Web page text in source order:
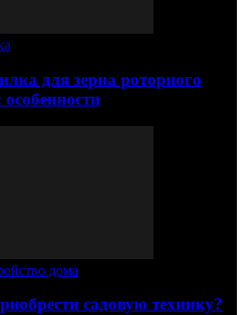
для зерна роторного
дома
садовую технику?